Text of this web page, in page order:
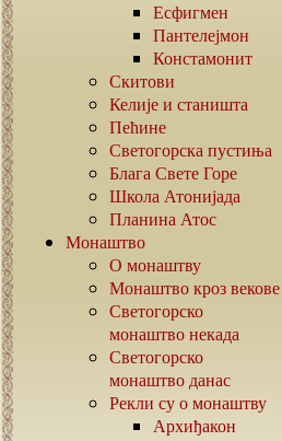
Есфигмен
Пантелејмон
Констамонит
Скитови
Келије и станишта
Пећине
Светогорска пустиња
Блага Свете Горе
Школа Атонијада
Планина Атос
Монаштво
О монаштву
Монаштво кроз векове
Светогорско
монаштво некада
Светогорско
монаштво данас
Рекли су о монаштву
Архиђакон